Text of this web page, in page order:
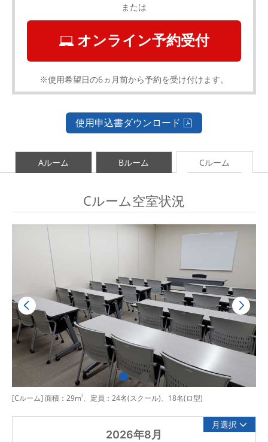
または
オンライン予約受付
※使用希望日の6ヵ月前から予約を受け付けます。
使用申込書ダウンロード
Aルーム Bルーム Cルーム
Cルーム空室状況
[Cルーム] 面積：29m2、定員：24名(スクール)、18名(ロ型)
月選択
2026年8月